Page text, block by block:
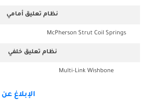
نظام تعليق أمامي
McPherson Strut Coil Springs
نظام تعليق خلفي
Multi-Link Wishbone
الإبلاغ